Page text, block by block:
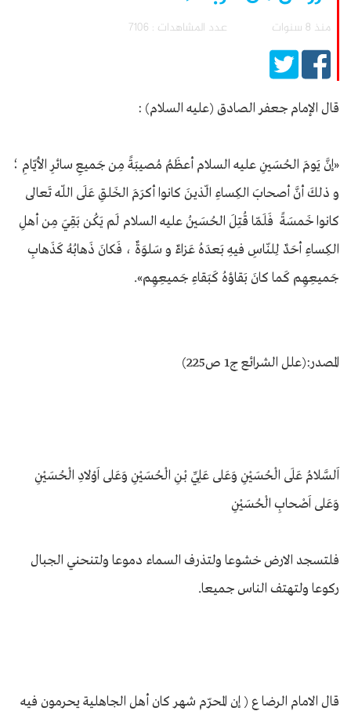
منذ 8 سنوات عدد المشاهدات : 7106
قال الإمام جعفر الصادق (عليه السلام) :
«​إنَّ يَومَ الحُسَينِ عليه السلام أعظَمُ مُصيبَةً مِن جَميعِ سائرِ الأيّامِ ؛
و ذلكَ أنَّ أصحابَ الكِساءِ الّذينَ كانوا أكرَمَ الخَلقِ عَلَى اللّه تَعالى
كانوا خَمسَةً فَلَمّا قُتِلَ الحُسَينُ عليه السلام لَم يَكُن بَقِيَ مِن أهلِ
الكِساءِ أحَدٌ لِلنّاسِ فيهِ بَعدَهُ عَزاءٌ و سَلوَةٌ ، فَكانَ ذَهابُهُ كَذَهابِ
جَميعِهِم كَما كانَ بَقاؤهُ كَبَقاءِ جَميعِهِم».​
المصدر:(علل الشرائع ج1 ص225)
اَلسَّلامُ عَلَى الْحُسَيْنِ وَعَلى عَلِيِّ بْنِ الْحُسَيْنِ وَعَلى اَوْلادِ الْحُسَيْنِ
وَعَلى اَصْحابِ الْحُسَيْنِ
فلتسجد الارض خشوعا ولتذرف السماء دموعا ولتنحني الجبال
ركوعا ولتهتف الناس جميعا.
قال الامام الرضا ع ( إن المحرّم شهر كان أهل الجاهلية يحرمون فيه